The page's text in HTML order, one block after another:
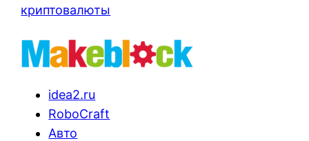
криптовалюты
idea2.ru
RoboCraft
Авто